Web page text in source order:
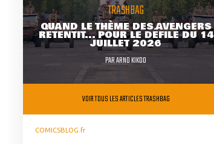
TRASHBAG
QUAND LE THÈME DES AVENGERS
RETENTIT... POUR LE DÉFILÉ DU 14
JUILLET 2026
PARARNO KIKOO
VOIR TOUS LES ARTICLES TRASHBAG
COMICSBLOG.fr